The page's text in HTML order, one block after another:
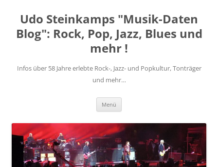
springen
Udo Steinkamps "Musik-Daten
Blog": Rock, Pop, Jazz, Blues und
mehr !
Infos über 58 Jahre erlebte Rock-, Jazz- und Popkultur, Tonträger
und mehr…
Menü